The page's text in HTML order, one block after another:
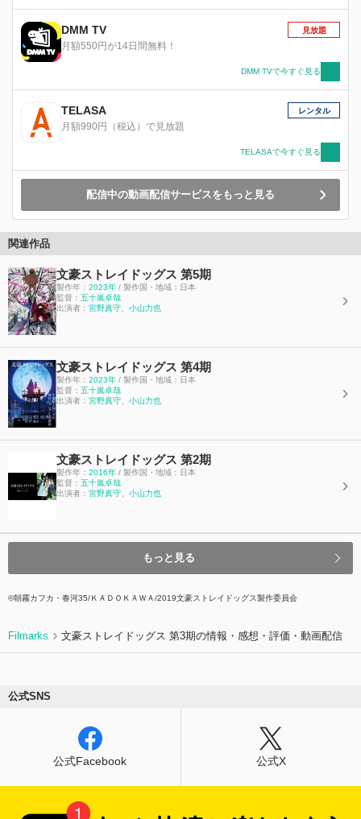
から誹りを受けるテロリスト集団へと顛落してい
た。軍警最強の特殊部隊《猟犬》は、その身を社
会へと捧げた信念と代償のもとに獲物を追い、
痴は、新時代のテロに対抗すべく超国家的武装警
備部隊「人類軍」の蜂起を促すのだった。敦は、
仲間と共にない心細さにかられながらも直走る。
探偵社の礎そのものたる福沢諭吉と江戸川乱歩、
〝魔人〟フョードルの策謀を見極めるべく自ら監
獄に収監された太宰治も、反撃の機会を伺う。
《天人五衰》の目論む国家消滅まで、残された時
間は6日。それまでに、まだ見ぬ首領・神威を倒
すことができるのだろうか？
DMM TV
月額550円が14日間無料！
見放題
DMM TVで今すぐ見る
TELASA
月額990円（税込）で見放題
レンタル
TELASAで今すぐ見る
配信中の動画配信サービスをもっと見る
関連作品
文豪ストレイドッグス 第5期
製作年： 2023年 / 製作国・地域：日本
監督： 五十嵐卓哉
出演者： 宮野真守 小山力也
文豪ストレイドッグス 第4期
製作年： 2023年 / 製作国・地域：日本
監督： 五十嵐卓哉
出演者： 宮野真守 小山力也
文豪ストレイドッグス 第2期
製作年： 2016年 / 製作国・地域：日本
監督： 五十嵐卓哉
出演者： 宮野真守 小山力也
もっと見る
©朝霧カフカ・春河35/ＫＡＤＯＫＡＷＡ/2019文豪ストレイドッグス製作委員会
Filmarks 文豪ストレイドッグス 第3期の情報・感想・評価・動画配信
公式SNS
公式Facebook 公式X